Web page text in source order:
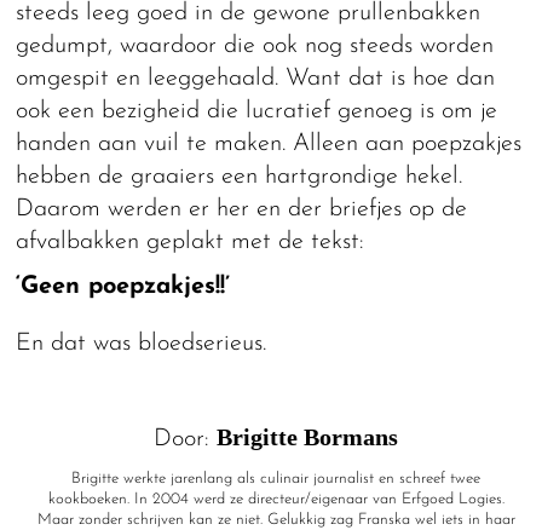
steeds leeg goed in de gewone prullenbakken
gedumpt, waardoor die ook nog steeds worden
omgespit en leeggehaald. Want dat is hoe dan
ook een bezigheid die lucratief genoeg is om je
handen aan vuil te maken. Alleen aan poepzakjes
hebben de graaiers een hartgrondige hekel.
Daarom werden er her en der briefjes op de
afvalbakken geplakt met de tekst:
‘Geen poepzakjes!!’
En dat was bloedserieus.
Door:Brigitte Bormans
Brigitte werkte jarenlang als culinair journalist en schreef twee
kookboeken. In 2004 werd ze directeur/eigenaar van Erfgoed Logies.
Maar zonder schrijven kan ze niet. Gelukkig zag Franska wel iets in haar